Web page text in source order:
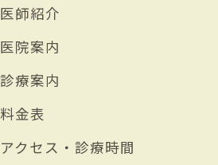
医師紹介
医院案内
診療案内
料金表
アクセス・診療時間